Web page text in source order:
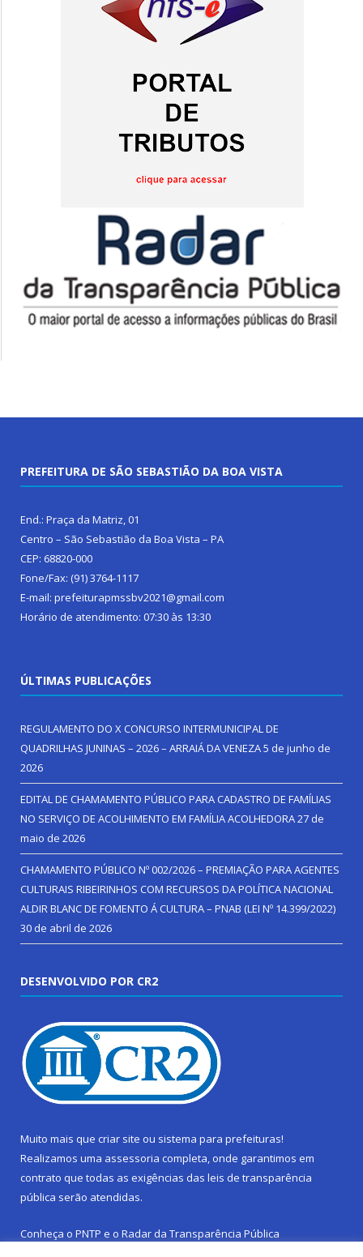
PREFEITURA DE SÃO SEBASTIÃO DA BOA VISTA
End.: Praça da Matriz, 01
Centro – São Sebastião da Boa Vista – PA
CEP: 68820-000
Fone/Fax: (91) 3764-1117
E-mail: prefeiturapmssbv2021@gmail.com
Horário de atendimento: 07:30 às 13:30
ÚLTIMAS PUBLICAÇÕES
REGULAMENTO DO X CONCURSO INTERMUNICIPAL DE
QUADRILHAS JUNINAS – 2026 – ARRAIÁ DA VENEZA5 de junho de
2026
EDITAL DE CHAMAMENTO PÚBLICO PARA CADASTRO DE FAMÍLIAS
NO SERVIÇO DE ACOLHIMENTO EM FAMÍLIA ACOLHEDORA27 de
maio de 2026
CHAMAMENTO PÚBLICO Nº 002/2026 – PREMIAÇÃO PARA AGENTES
CULTURAIS RIBEIRINHOS COM RECURSOS DA POLÍTICA NACIONAL
ALDIR BLANC DE FOMENTO Á CULTURA – PNAB (LEI Nº 14.399/2022)
30 de abril de 2026
DESENVOLVIDO POR CR2
Muito mais que criar site ou sistema para prefeituras!
Realizamos uma assessoria completa, onde garantimos em
contrato que todas as exigências das leis de transparência
pública serão atendidas.
Conheça o PNTP e o Radar da Transparência Pública